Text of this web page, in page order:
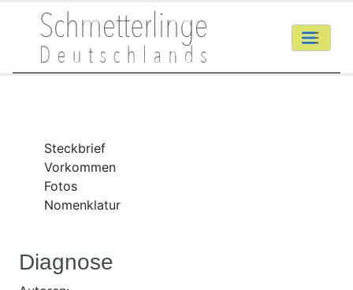
Steckbrief
Vorkommen
Fotos
Nomenklatur
Diagnose